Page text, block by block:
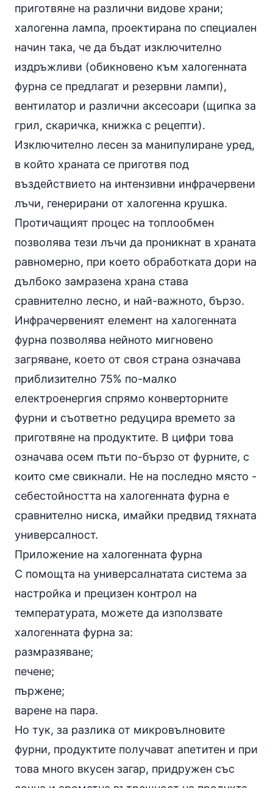
приготвяне на различни видове храни;
халогенна лампа, проектирана по специален
начин така, че да бъдат изключително
издръжливи (обикновено към халогенната
фурна се предлагат и резервни лампи),
вентилатор и различни аксесоари (щипка за
грил, скаричка, книжка с рецепти).
Изключително лесен за манипулиране уред,
в който храната се приготвя под
въздействието на интензивни инфрачервени
лъчи, генерирани от халогенна крушка.
Протичащият процес на топлообмен
позволява тези лъчи да проникнат в храната
равномерно, при което обработката дори на
дълбоко замразена храна става
сравнително лесно, и най-важното, бързо.
Инфрачервеният елемент на халогенната
фурна позволява нейното мигновено
загряване, което от своя страна означава
приблизително 75% по-малко
електроенергия спрямо конверторните
фурни и съответно редуцира времето за
приготвяне на продуктите. В цифри това
означава осем пъти по-бързо от фурните, с
които сме свикнали. Не на последно място -
себестойността на халогенната фурна е
сравнително ниска, имайки предвид тяхната
универсалност.
Приложение на халогенната фурна
С помощта на универсалнатата система за
настройка и прецизен контрол на
температурата, можете да използвате
халогенната фурна за:
размразяване;
печене;
пържене;
варене на пара.
Но тук, за разлика от микровълновите
фурни, продуктите получават апетитен и при
това много вкусен загар, придружен със